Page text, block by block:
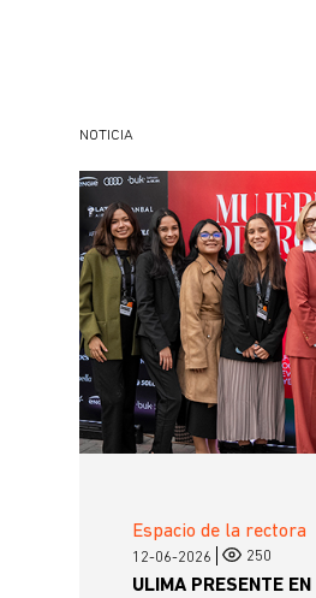
NOTICIA
Espacio de la rectora
12-06-2026 250
ULIMA PRESENTE